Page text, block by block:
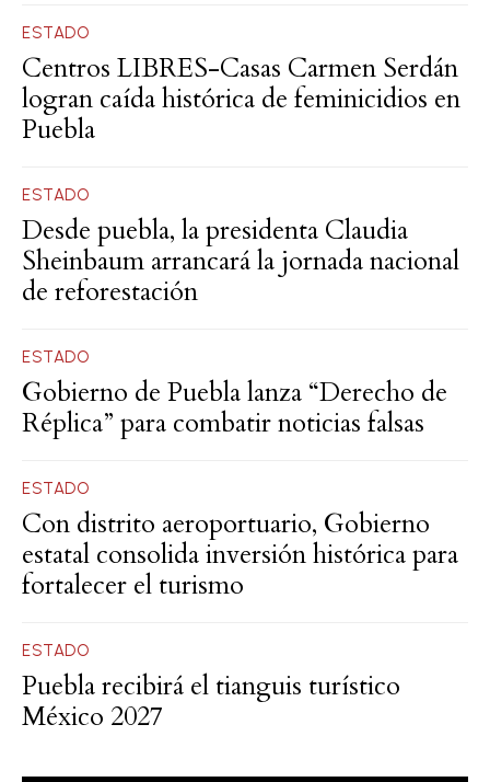
ESTADO
Centros LIBRES-Casas Carmen Serdán
logran caída histórica de feminicidios en
Puebla
ESTADO
Desde puebla, la presidenta Claudia
Sheinbaum arrancará la jornada nacional
de reforestación
ESTADO
Gobierno de Puebla lanza “Derecho de
Réplica” para combatir noticias falsas
ESTADO
Con distrito aeroportuario, Gobierno
estatal consolida inversión histórica para
fortalecer el turismo
ESTADO
Puebla recibirá el tianguis turístico
México 2027